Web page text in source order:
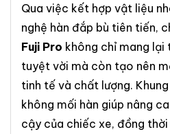
Qua việc kết hợp vật liệu
nghệ hàn đắp bù tiên tiến,
Fuji Pro không chỉ mang lại
tuyệt vời mà còn tạo nên
tinh tế và chất lượng.
không mối hàn giúp nâng
cậy của chiếc xe, đồng